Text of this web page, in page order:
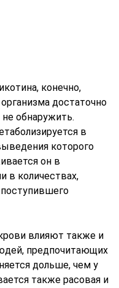
конечно,
достаточно
обнаружить.
в
которого
он в
в количествах,
влияют также и
предпочитающих
дольше, чем у
также расовая и